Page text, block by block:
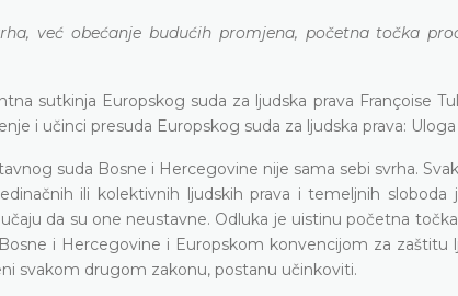
već obećanje budućih promjena, početna točka
sutkinja Europskog suda za ljudska prava Françoise
i učinci presuda Europskog suda za ljudska prava: Uloga
suda Bosne i Hercegovine nije sama sebi svrha.
ili kolektivnih ljudskih prava i temeljnih
da su one neustavne. Odluka je uistinu početna
i Hercegovine i Europskom konvencijom za zaštitu
svakom drugom zakonu, postanu učinkoviti.